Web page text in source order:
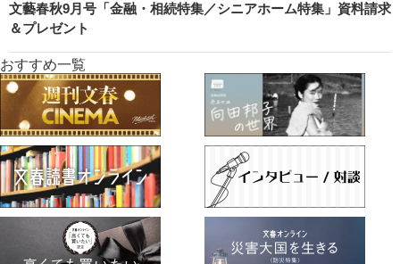
文藝春秋9月号「金融・相続特集／シニアホーム特集」資料請求
＆プレゼント
おすすめ一覧